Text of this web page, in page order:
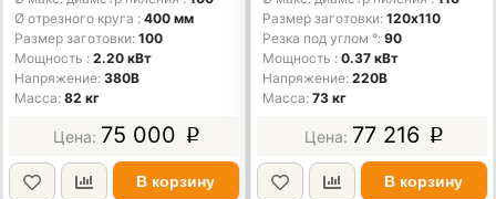
Ø отрезного круга
400 мм
Размер заготовки 100
Мощность
2.20 кВт
Напряжение 380В
Масса 82 кг
75 000 p
В корзину
Размер заготовки 120x110
Резка под углом ° 90
Мощность
0.37 кВт
Напряжение 220В
Масса 73 кг
77 216 p
В корзину